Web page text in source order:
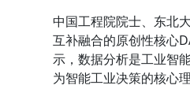
中国工程院院士、东北
互补融合的原创性核心
示，数据分析是工业智
为智能工业决策的核心